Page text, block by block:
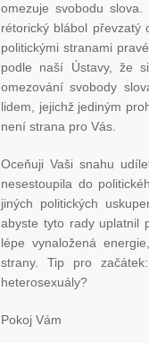
omezuje svobodu slova.
rétorický blábol převzatý
politickými stranami
podle naší Ústavy, že
omezování svobody
lidem, jejichž jediným
není strana pro Vás.
Oceňuji Vaši snahu
nesestoupila do
jiných politických
abyste tyto rady uplatnil
lépe vynaložená
strany. Tip pro
heterosexuály?
Pokoj Vám